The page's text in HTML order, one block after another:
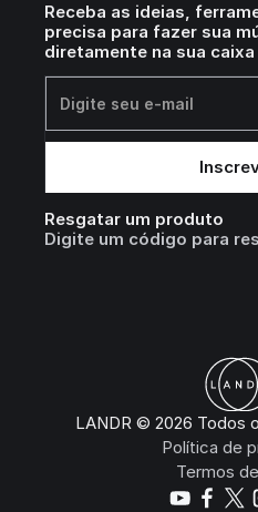
Receba as ideias,
precisa para fazer sua
diretamente na sua
Resgatar um produto
Digite um código para
LANDR © 2026 Todos
Política de
Termos